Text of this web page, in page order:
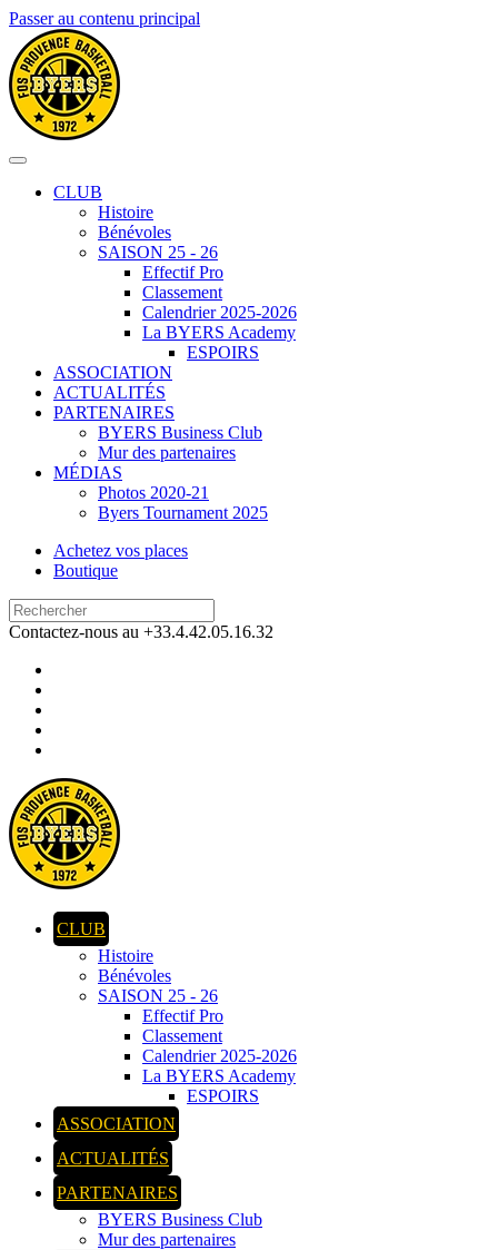
Passer au contenu principal
CLUB
Histoire
Bénévoles
SAISON 25 - 26
Effectif Pro
Classement
Calendrier 2025-2026
La BYERS Academy
ESPOIRS
ASSOCIATION
ACTUALITÉS
PARTENAIRES
BYERS Business Club
Mur des partenaires
MÉDIAS
Photos 2020-21
Byers Tournament 2025
Achetez vos places
Boutique
Contactez-nous au +33.4.42.05.16.32
CLUB
Histoire
Bénévoles
SAISON 25 - 26
Effectif Pro
Classement
Calendrier 2025-2026
La BYERS Academy
ESPOIRS
ASSOCIATION
ACTUALITÉS
PARTENAIRES
BYERS Business Club
Mur des partenaires